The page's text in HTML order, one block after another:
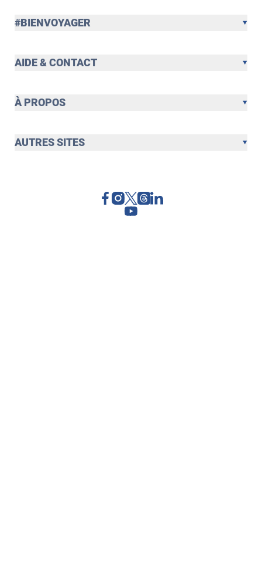
#BIENVOYAGER
AIDE & CONTACT
À PROPOS
AUTRES SITES